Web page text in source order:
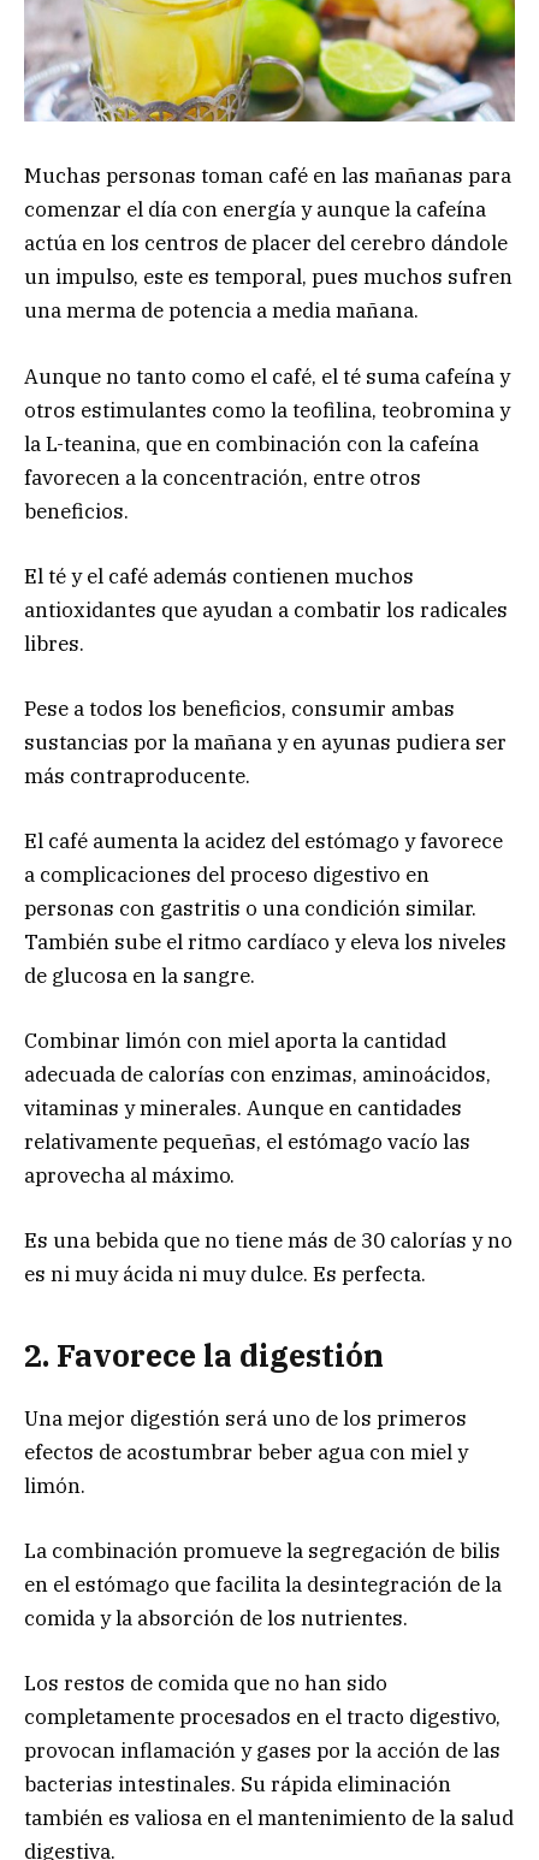
Muchas personas toman café en las mañanas para
comenzar el día con energía y aunque la cafeína
actúa en los centros de placer del cerebro dándole
un impulso, este es temporal, pues muchos sufren
una merma de potencia a media mañana.
Aunque no tanto como el café, el té suma cafeína y
otros estimulantes como la teofilina, teobromina y
la L-teanina, que en combinación con la cafeína
favorecen a la concentración, entre otros
beneficios.
El té y el café además contienen muchos
antioxidantes que ayudan a combatir los radicales
libres.
Pese a todos los beneficios, consumir ambas
sustancias por la mañana y en ayunas pudiera ser
más contraproducente.
El café aumenta la acidez del estómago y favorece
a complicaciones del proceso digestivo en
personas con gastritis o una condición similar.
También sube el ritmo cardíaco y eleva los niveles
de glucosa en la sangre.
Combinar limón con miel aporta la cantidad
adecuada de calorías con enzimas, aminoácidos,
vitaminas y minerales. Aunque en cantidades
relativamente pequeñas, el estómago vacío las
aprovecha al máximo.
Es una bebida que no tiene más de 30 calorías y no
es ni muy ácida ni muy dulce. Es perfecta.
2. Favorece la digestión
Una mejor digestión será uno de los primeros
efectos de acostumbrar beber agua con miel y
limón.
La combinación promueve la segregación de bilis
en el estómago que facilita la desintegración de la
comida y la absorción de los nutrientes.
Los restos de comida que no han sido
completamente procesados en el tracto digestivo,
provocan inflamación y gases por la acción de las
bacterias intestinales. Su rápida eliminación
también es valiosa en el mantenimiento de la salud
digestiva.